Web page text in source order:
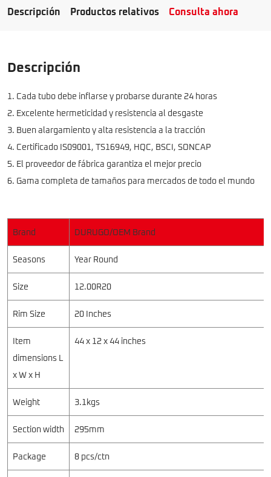
Descripción Productos relativos Consulta ahora
Descripción
1. Cada tubo debe inflarse y probarse durante 24 horas
2. Excelente hermeticidad y resistencia al desgaste
3. Buen alargamiento y alta resistencia a la tracción
4. Certificado IS09001, TS16949, HQC, BSCI, SONCAP
5. El proveedor de fábrica garantiza el mejor precio
6. Gama completa de tamaños para mercados de todo el mundo
Brand DURUGO/OEM Brand
Seasons Year Round
Size 12.00R20
Rim Size 20 Inches
Item
dimensions L
x W x H
44 x 12 x 44 inches
Weight 3.1kgs
Section width 295mm
Package 8 pcs/ctn